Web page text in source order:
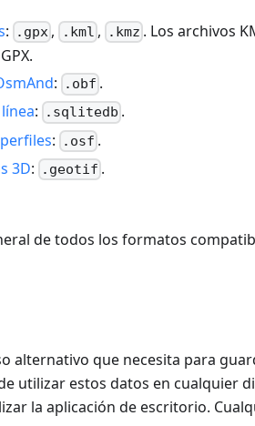
: .gpx , .kml , .kmz . Los archivos
: .obf .
: .sqlitedb .
: .osf .
3D: .geotif .
de todos los formatos
alternativo que necesita para
utilizar estos datos en cualquier
la aplicación de escritorio.